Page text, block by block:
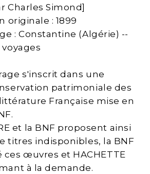
Charles Simond]
originale : 1899
: Constantine (Algérie) --
s'inscrit dans une
patrimoniale des
Française mise en
et la BNF proposent ainsi
titres indisponibles, la BNF
œuvres et HACHETTE
à la demande.